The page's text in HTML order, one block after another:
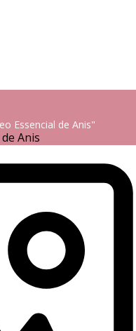
Essencial de Anis"
Anis